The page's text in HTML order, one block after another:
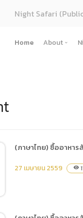
Night Safari
Home About
(ภาษาไ
การจัด
(ภาษาไทย) ซื้ออาหา
27 เมษายน 2559 visibility